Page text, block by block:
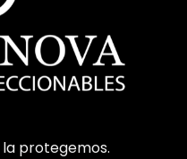
protegemos.